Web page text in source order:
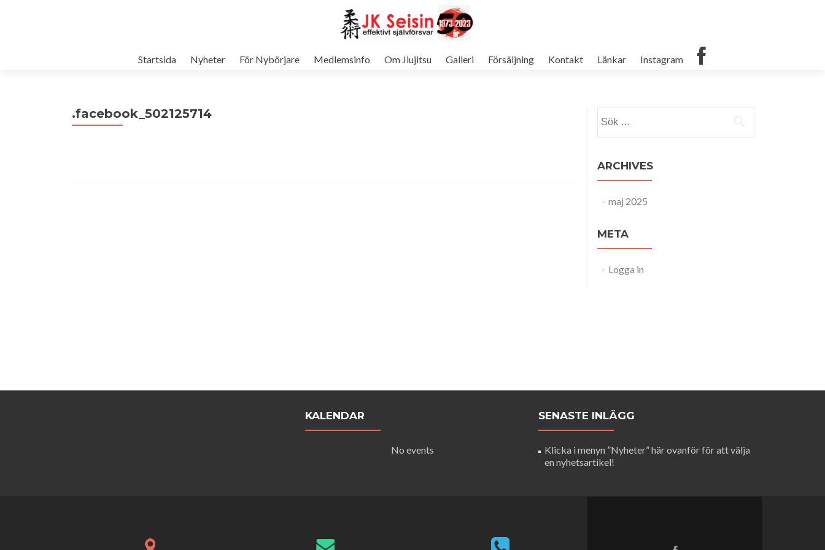
Startsida Nyheter För Nybörjare Medlemsinfo Om Jiujitsu Galleri Försäljning Kontakt Länkar Instagram
.facebook_502125714
efter:
ARCHIVES
maj 2025
META
Logga in
KALENDAR
No events
SENASTE INLÄGG
Klicka i menyn ”Nyheter” här ovanför för att välja
en nyhetsartikel!